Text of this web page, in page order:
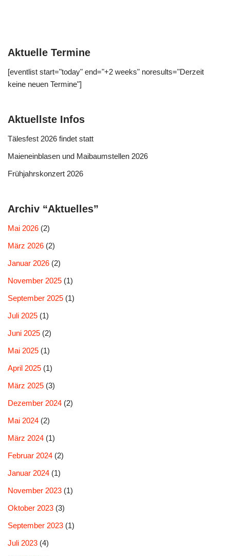
Aktuelle Termine
[eventlist start="today" end="+2 weeks" noresults="Derzeit
keine neuen Termine"]
Aktuellste Infos
Tälesfest 2026 findet statt
Maieneinblasen und Maibaumstellen 2026
Frühjahrskonzert 2026
Archiv “Aktuelles”
Mai 2026 (2)
März 2026 (2)
Januar 2026 (2)
November 2025 (1)
September 2025 (1)
Juli 2025 (1)
Juni 2025 (2)
Mai 2025 (1)
April 2025 (1)
März 2025 (3)
Dezember 2024 (2)
Mai 2024 (2)
März 2024 (1)
Februar 2024 (2)
Januar 2024 (1)
November 2023 (1)
Oktober 2023 (3)
September 2023 (1)
Juli 2023 (4)